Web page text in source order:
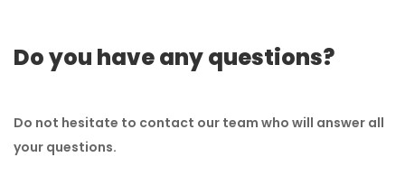
Do you have any questions?
Do not hesitate to contact our team who will answer all
your questions.